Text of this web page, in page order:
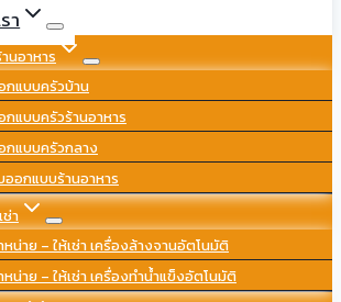
า
นอาหาร
กแบบครัวบ้าน
กแบบครัวร้านอาหาร
กแบบครัวกลาง
ออกแบบร้านอาหาร
ช่า
หน่าย – ให้เช่า เครื่องล้างจานอัตโนมัติ
หน่าย – ให้เช่า เครื่องทำน้ำแข็งอัตโนมัติ